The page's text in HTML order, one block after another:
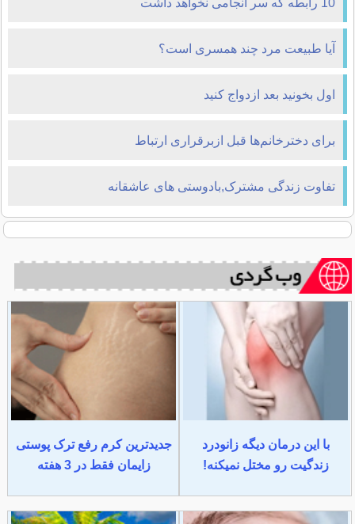
آيا طبيعت مرد چند همسرى است؟
اول بخونيد بعد ازدواج کنيد
برای دخترخانم‌ها قبل ازبرقراری ارتباط
تفاوت زندگی مشترک,بادوستی های عاشقانه
با این درمان دیگه زانودرد
زندگیت رو مختل نمیکنه!
جدیدترین کرم رفع ترک پوستی
زایمان فقط در 3 هفته